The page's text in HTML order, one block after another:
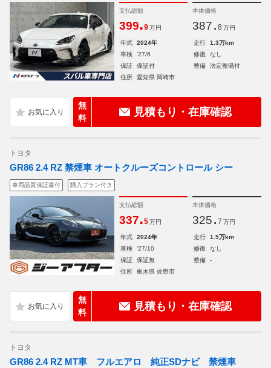
支払総額
399.9 万円
本体価格
387. 8 万円
年式 2024年 走行
1.3万km
車検
'27/6 修復
なし
保証
保証付 整備
法定整備付
住所
愛知県 岡崎市
無
料
見積もり・在庫確認
トヨタ
GR86 2.4 RZ 禁煙車 オートクルーズコントロール シー
車両品質保証書付 購入プラン付き
支払総額
337.5 万円
本体価格
325. 7 万円
年式 2024年 走行
1.5万km
車検
'27/10 修復
なし
保証
保証無 整備
-
住所
栃木県 佐野市
無
料
見積もり・在庫確認
トヨタ
GR86 2.4 RZ MT車 フルエアロ 純正SDナビ 禁煙車